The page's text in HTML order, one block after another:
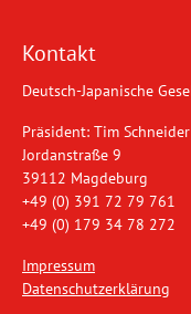
Kontakt
Deutsch-Japanische
Präsident: Tim Schneider
Jordanstraße 9
39112 Magdeburg
+49 (0) 391 72 79 761
+49 (0) 179 34 78 272
Impressum
Datenschutzerklärung